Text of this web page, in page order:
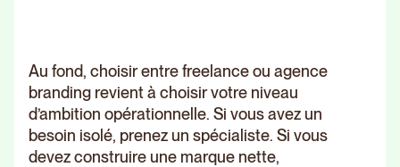
Au fond, choisir entre freelance ou agence
branding revient à choisir votre niveau
d’ambition opérationnelle. Si vous avez un
besoin isolé, prenez un spécialiste. Si vous
devez construire une marque nette,